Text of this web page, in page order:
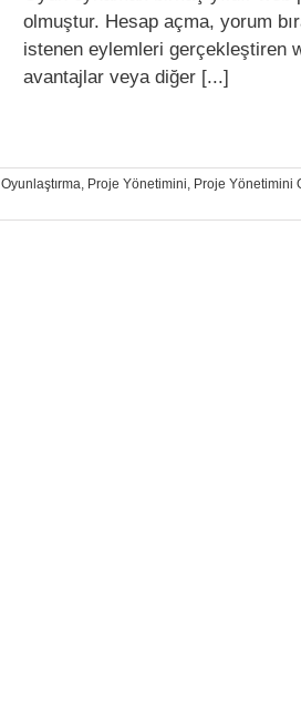
olmuştur. Hesap açma, yorum
istenen eylemleri gerçekleştiren
avantajlar veya diğer [...]
Oyunlaştırma, Proje Yönetimini, Proje Yönetimini